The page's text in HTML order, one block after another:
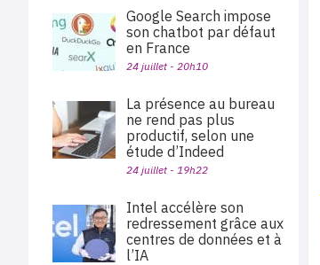
Google Search impose
son chatbot par défaut
en France
24 juillet - 20h10
La présence au bureau
ne rend pas plus
productif, selon une
étude d’Indeed
24 juillet - 19h22
Intel accélère son
redressement grâce aux
centres de données et à
l’IA